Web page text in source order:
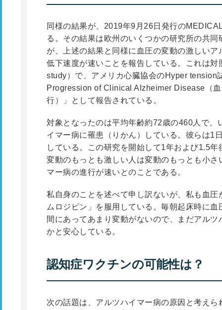
同様の結果が、2019年9月26日発行の
る。その結果は欧州のいくつかの研究所の共
が、上述の結果と同様に血圧の変動の激しい
低下速度が速いことを報告している。これは
study）で、アメリカ心臓協会のHyper
Progression of Clinical Alzheimer Disease（
行）」として報告されている。
対象となったのは平均年齢約72歳の460人で、
イマー病に罹患（りかん）している。彼らは1
している。この研究を開始して1年および1.5
変動のもっとも激しい人は変動のもっとも小
マー病の進行が速いとのことである。
私自身のことを述べて申し訳ないが、私も血
ムロジピン」を服用している。毎朝起床時に
間にあってあまり変動がないので、まだアル
かと安心している。
認知症ワクチンの可能性は？
次の話題は、アルツハイマー病の原因と考え